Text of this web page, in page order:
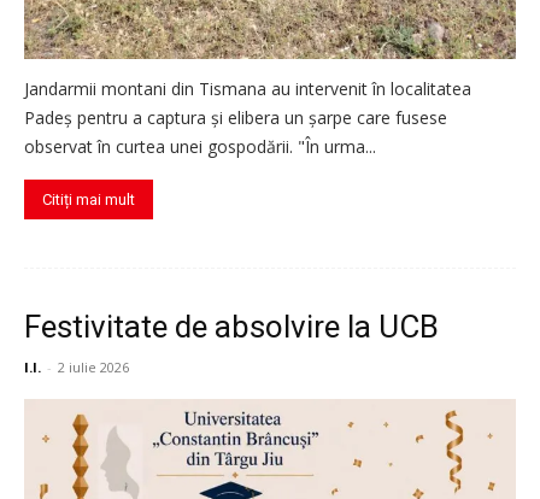
Jandarmii montani din Tismana au intervenit în localitatea
Padeș pentru a captura și elibera un șarpe care fusese
observat în curtea unei gospodării. "În urma...
Citiți mai mult
Festivitate de absolvire la UCB
I.I. - 2 iulie 2026